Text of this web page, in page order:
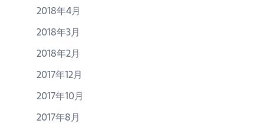
2018年4月
2018年3月
2018年2月
2017年12月
2017年10月
2017年8月